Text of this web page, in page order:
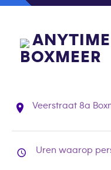
BOXMEER
Veerstraat 8a
Uren waarop